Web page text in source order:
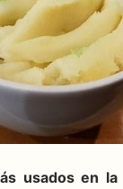
usados en